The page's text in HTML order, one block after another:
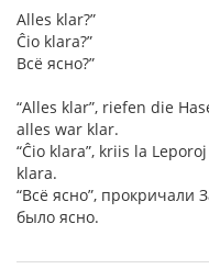
Alles klar?”
Ĉio klara?”
Всё ясно?”
“Alles klar”, riefen die
alles war klar.
“Ĉio klara”, kriis la
klara.
“Всё ясно”, прокричали
было ясно.